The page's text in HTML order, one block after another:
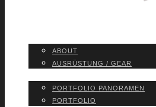
ABOUT
AUS­RÜS­TUNG / GEAR
PORT­FO­LIO PAN­ORA­MEN
PORT­FO­LIO